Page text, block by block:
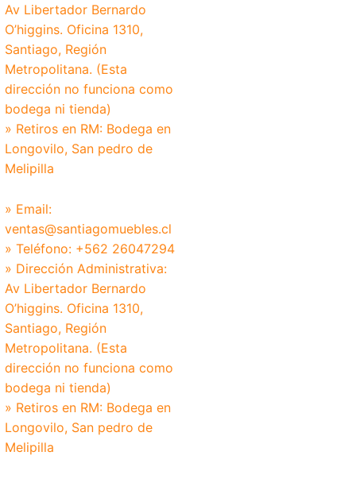
Av Libertador Bernardo
O’higgins. Oficina 1310,
Santiago, Región
Metropolitana. (Esta
dirección no funciona como
bodega ni tienda)
» Retiros en RM: Bodega en
Longovilo, San pedro de
Melipilla
» Email:
ventas@santiagomuebles.cl
» Teléfono: +562 26047294
» Dirección Administrativa:
Av Libertador Bernardo
O’higgins. Oficina 1310,
Santiago, Región
Metropolitana. (Esta
dirección no funciona como
bodega ni tienda)
» Retiros en RM: Bodega en
Longovilo, San pedro de
Melipilla